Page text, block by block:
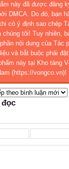
này đã được đăng
DMCA. Do đó, bạn
có ý định sao chép
chúng tôi! Tuy nhiên,
nội dung của Tác
và bắt buộc phải
này tại Kho tàng
(https://vongco.vn)!